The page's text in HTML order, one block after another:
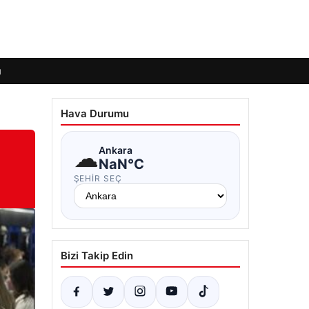
Hava Durumu
☁Ankara
NaN°C
ŞEHIR SEÇ
Bizi Takip Edin